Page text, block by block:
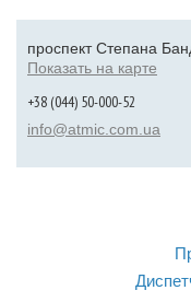
проспект Степана
Показать на карте
+38 (044) 50-000-52
info@atmic.com.ua